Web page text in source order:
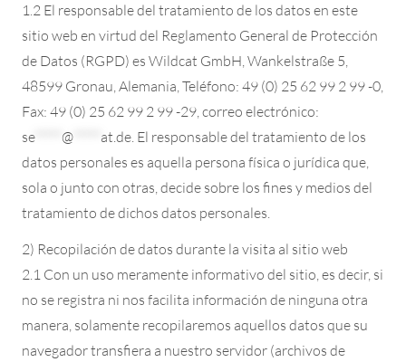
1.2 El responsable del tratamiento de los datos en este
sitio web en virtud del Reglamento General de Protección
de Datos (RGPD) es Wildcat GmbH, Wankelstraße 5,
48599 Gronau, Alemania, Teléfono: 49 (0) 25 62 99 2 99 -0,
Fax: 49 (0) 25 62 99 2 99 -29, correo electrónico:
se***** @ at.de. El responsable del tratamiento de los
datos personales es aquella persona física o jurídica que,
sola o junto con otras, decide sobre los fines y medios del
tratamiento de dichos datos personales.
2) Recopilación de datos durante la visita al sitio web
2.1 Con un uso meramente informativo del sitio, es decir, si
no se registra ni nos facilita información de ninguna otra
manera, solamente recopilaremos aquellos datos que su
navegador transfiera a nuestro servidor (archivos de